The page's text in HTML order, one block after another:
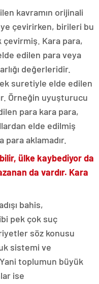
kavramın orijinali
çevirirken, birileri bu
çevirmiş. Kara para,
edilen para veya
değerleridir.
suretiyle elde edilen
Örneğin uyuşturucu
para kara para,
elde edilmiş
aklamadır.
ülke kaybediyor da
da vardır. Kara
bahis,
pek çok suç
söz konusu
sistemi ve
toplumun büyük
ise